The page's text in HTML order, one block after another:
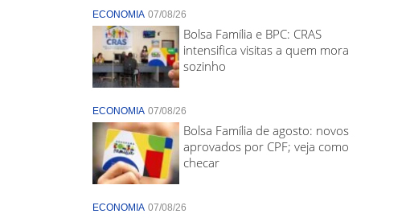
ECONOMIA 07/08/26
Bolsa Família e BPC: CRAS
intensifica visitas a quem mora
sozinho
ECONOMIA 07/08/26
Bolsa Família de agosto: novos
aprovados por CPF; veja como
checar
ECONOMIA 07/08/26